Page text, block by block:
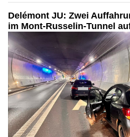
Delémont JU: Zwei
im Mont-Russelin-Tunnel